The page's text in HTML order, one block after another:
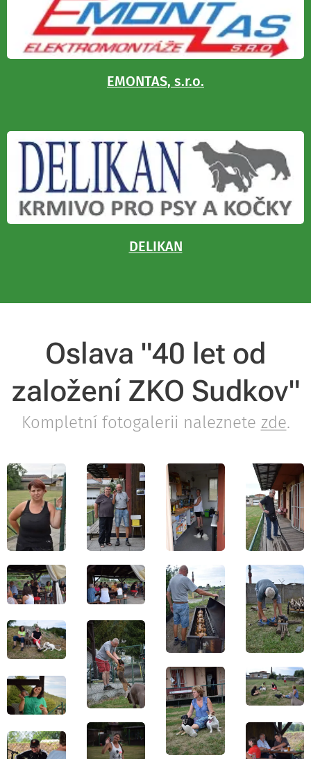
EMONTAS, s.r.o.
DELIKAN
Oslava "40 let od
založení ZKO Sudkov"
Kompletní fotogalerii naleznete zde.